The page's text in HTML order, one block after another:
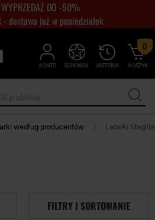
DO -50%
- dostawa już w poniedziałek
KONTO HISTORIA
SCHOWEK KOSZYK
0
według producentów Latarki Maglite
FILTRY I SORTOWANIE